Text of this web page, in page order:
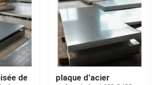
solides solubles
inoxydable sans couture
de
plaque d'acier